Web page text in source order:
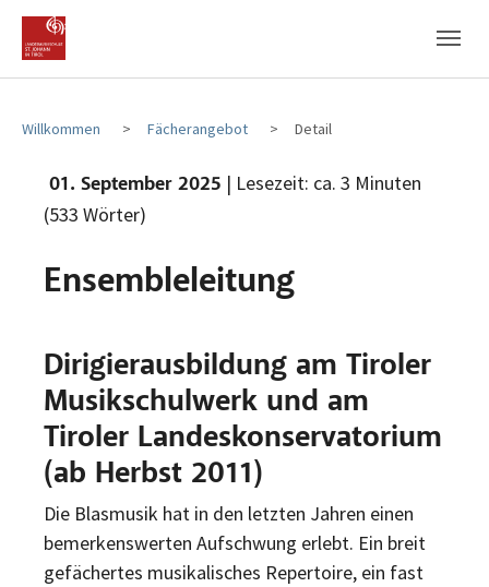
Zum Hauptinhalt
Zum Fußbereich
Willkommen Fächerangebot Detail
01. September 2025 | Lesezeit: ca. 3 Minuten
(533 Wörter)
Ensembleleitung
Dirigierausbildung am Tiroler
Musikschulwerk und am
Tiroler Landeskonservatorium
(ab Herbst 2011)
Die Blasmusik hat in den letzten Jahren einen
bemerkenswerten Aufschwung erlebt. Ein breit
gefächertes musikalisches Repertoire, ein fast